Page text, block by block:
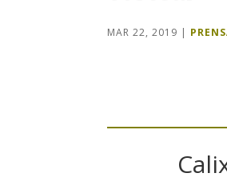
MAR 22, 2019 |